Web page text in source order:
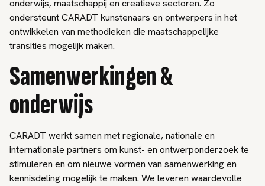
onderwijs, maatschappij en creatieve sectoren. Zo
ondersteunt CARADT kunstenaars en ontwerpers in het
ontwikkelen van methodieken die maatschappelijke
transities mogelijk maken.
Samenwerkingen &
onderwijs
CARADT werkt samen met regionale, nationale en
internationale partners om kunst- en ontwerponderzoek te
stimuleren en om nieuwe vormen van samenwerking en
kennisdeling mogelijk te maken. We leveren waardevolle